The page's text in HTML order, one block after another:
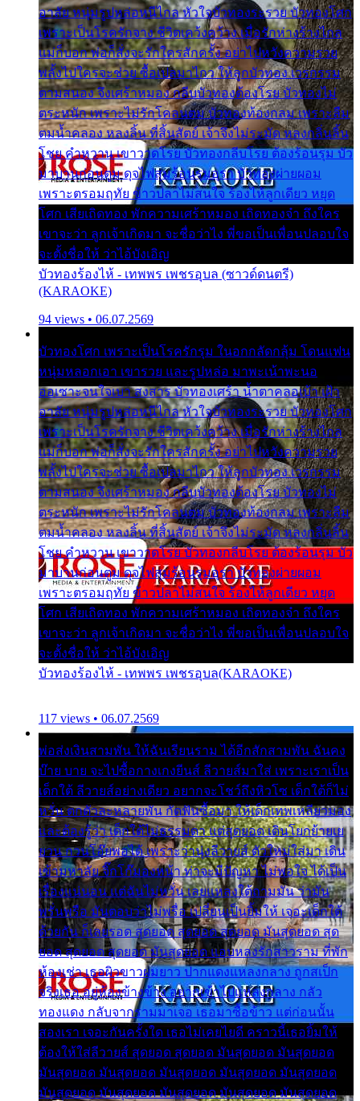
อาลัย หนุ่มรูปหล่อหนีไกล หัวใจบัวทองระรวย บัวทองโศก
เพราะเป็นโรครักจาง ชีวิตเคว้งคว้าง เมื่อรักห่างร้างไกล
แม่ก็บอก พ่อก็สั่งจะรักใครสักครั้ง อย่าไปหวังความรวย
พลั้งไปใครจะช่วย ซื้อเปลมาไกว ให้ลูกบัวทอง เวรกรรม
ตามสนอง จึงเศร้าหมอง กลีบบัวทองต้องโรย บัวทองไม่
ตระหนัก เพราะไม่รักโคลนตม บัวทองท้องกลม เพราะลืม
ตมน้ำคลอง หลงลิ้น ที่สิ้นสัตย์ เจ้าจึงไม่ระมัด หลงกลิ่นลิ้น
โชย คำหวาน เขาวาดโรย บัวทองกลีบโรย ต้องร้อนรุม บัว
มาบานก่อนตูม ดุจไฟสุมร้อนรุมอุรา บัวทองผ่ายผอม
เพราะตรอมฤทัย ข้าวปลาไม่สนใจ ร้องไห้ลูกเดียว หยุด
โศก เสียเถิดทอง พักความเศร้าหมอง เถิดทองจ๋า ถึงใคร
เขาจะว่า ลูกเจ้าเกิดมา จะชื่อว่าไง พี่ขอเป็นเพื่อนปลอบใจ
จะตั้งชื่อให้ ว่าไอ้บังเอิญ
บัวทองร้องไห้ - เทพพร เพชรอุบล (ซาวด์ดนตรี)
(KARAOKE)
94 views • 06.07.2569
บัวทองโศก เพราะเป็นโรครักรุม ในอกกลัดกลุ้ม โดนแฟน
หนุ่มหลอกเอา เขารวย และรูปหล่อ มาพะเน้าพะนอ
ออเซาะจนใจเบา สงสาร บัวทองเศร้า น้ำตาคลอเบ้า เฝ้า
อาลัย หนุ่มรูปหล่อหนีไกล หัวใจบัวทองระรวย บัวทองโศก
เพราะเป็นโรครักจาง ชีวิตเคว้งคว้าง เมื่อรักห่างร้างไกล
แม่ก็บอก พ่อก็สั่งจะรักใครสักครั้ง อย่าไปหวังความรวย
พลั้งไปใครจะช่วย ซื้อเปลมาไกว ให้ลูกบัวทอง เวรกรรม
ตามสนอง จึงเศร้าหมอง กลีบบัวทองต้องโรย บัวทองไม่
ตระหนัก เพราะไม่รักโคลนตม บัวทองท้องกลม เพราะลืม
ตมน้ำคลอง หลงลิ้น ที่สิ้นสัตย์ เจ้าจึงไม่ระมัด หลงกลิ่นลิ้น
โชย คำหวาน เขาวาดโรย บัวทองกลีบโรย ต้องร้อนรุม บัว
มาบานก่อนตูม ดุจไฟสุมร้อนรุมอุรา บัวทองผ่ายผอม
เพราะตรอมฤทัย ข้าวปลาไม่สนใจ ร้องไห้ลูกเดียว หยุด
โศก เสียเถิดทอง พักความเศร้าหมอง เถิดทองจ๋า ถึงใคร
เขาจะว่า ลูกเจ้าเกิดมา จะชื่อว่าไง พี่ขอเป็นเพื่อนปลอบใจ
จะตั้งชื่อให้ ว่าไอ้บังเอิญ
บัวทองร้องไห้ - เทพพร เพชรอุบล(KARAOKE)
117 views • 06.07.2569
พ่อส่งเงินสามพัน ให้ฉันเรียนราม ได้อีกสักสามพัน ฉันคง
บ๊าย บาย จะไปซื้อกางเกงยีนส์ ลีวายส์มาใส่ เพราะเราเป็น
เด็กใต้ ลีวายส์อย่างเดียว อยากจะโชว์ถึงหิวโซ เด็กใต้ก็ไม่
หวั่น ตกตัวละหลายพัน กัดฟันซื้อมา ให้เด็กเทพเหลียวมอง
และต้องรู้ว่า เด็กใต้ไม่ธรรมดา แต่สุดยอด เดินโยกย้ายเย
ยวน กวนโอ๊ยพอได้ เพราะว่านุ่งลีวายส์ ตัวใหม่ใส่มา เดิน
เข้ามหาลัย จิ๊กโก๊มองหน้า ท่าจะมีปัญหา ไม่พอใจ ได้เป็น
เรื่องแน่นอน แต่ฉันไม่หวั่น เลยแหลงใต้ถามมัน ว่ามัน
พรั่นพรือ มันตอบว่าไม่พรื่อ เปลี่ยนเป็นยิ้มให้ เจอะเด็กใต้
ด้วยกัน ก็เลยรอด สุดยอด สุดยอด สุดยอด มันสุดยอด สุด
ยอด สุดยอด สุดยอด มันสุดยอด แอบหลงรักสาวราม ที่พัก
ห้องเช่า เธอผิวขาวผมยาว ปากแดงแหลงกลาง ถูกสเป็ก
จริงเธอ อยู่ห้องข้างข้าง อยากเข้าไปแหลงกลาง กลัว
ทองแดง กลับจากรามมาเจอ เธอมาซื้อข้าว แต่ก่อนนั้น
สองเรา เจอะกันครั้งใด เธอไม่เคยไยดี คราวนี้เธอยิ้มให้
ต้องให้ใส่ลีวายส์ สุดยอด สุดยอด มันสุดยอด มันสุดยอด
มันสุดยอด มันสุดยอด มันสุดยอด มันสุดยอด มันสุดยอด
มันสุดยอด มันสุดยอด มันสุดยอด มันสุดยอด มันสุดยอด